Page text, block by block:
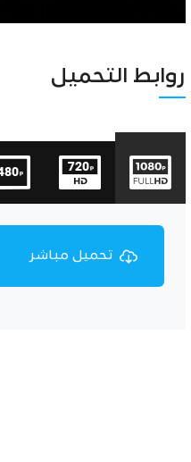
Unmute Settings
روابط التحميل
تحميل مباشر